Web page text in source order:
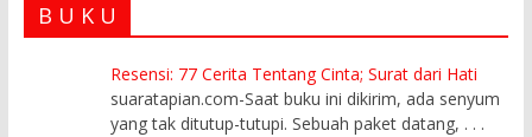
B U K U
Resensi: 77 Cerita Tentang Cinta; Surat dari Hati
suaratapian.com-Saat buku ini dikirim, ada senyum
yang tak ditutup-tutupi. Sebuah paket datang, . . .